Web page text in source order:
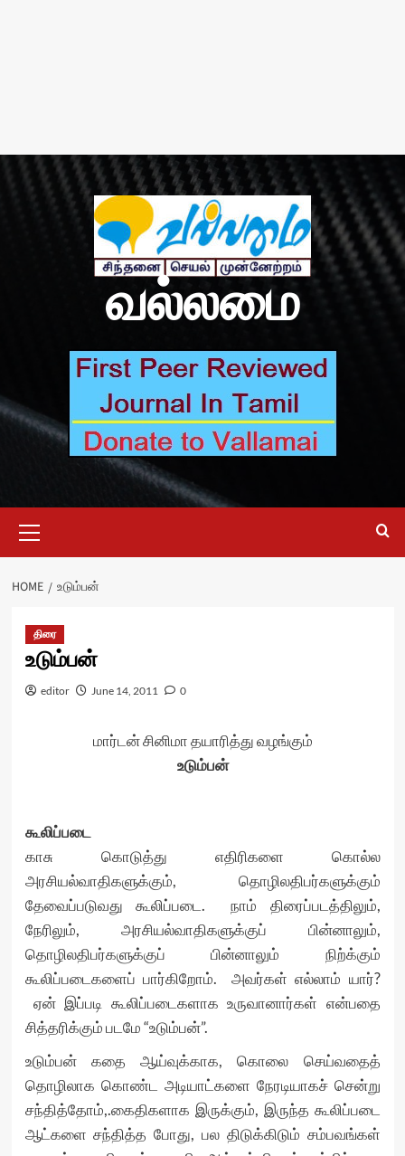
வல்லமை
Menu
HOME உடும்பன்
திரை
உடும்பன்
editor June 14, 2011 0
மார்டன் சினிமா தயாரித்து வழங்கும்
உடும்பன்
கூலிப்படை
காசு கொடுத்து எதிரிகளை கொல்ல
அரசியல்வாதிகளுக்கும், தொழிலதிபர்களுக்கும்
தேவைப்படுவது கூலிப்படை. நாம் திரைப்படத்திலும்,
நேரிலும், அரசியல்வாதிகளுக்குப் பின்னாலும்,
தொழிலதிபர்களுக்குப் பின்னாலும் நிற்க்கும்
கூலிப்படைகளைப் பார்கிறோம். அவர்கள் எல்லாம் யார்?
ஏன் இப்படி கூலிப்படைகளாக உருவானார்கள் என்பதை
சித்தரிக்கும் படமே “உடும்பன்”.
உடும்பன் கதை ஆய்வுக்காக, கொலை செய்வதைத்
தொழிலாக கொண்ட அடியாட்களை நேரடியாகச் சென்று
சந்தித்தோம்,.கைதிகளாக இருக்கும், இருந்த கூலிப்படை
ஆட்களை சந்தித்த போது, பல திடுக்கிடும் சம்பவங்கள்